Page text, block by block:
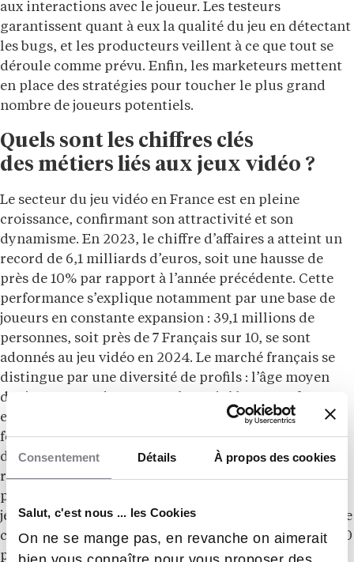
Consentement Détails À propos des cookies
Salut, c'est nous ... les Cookies
On ne se mange pas, en revanche on aimerait
aux interactions avec le joueur. Les testeurs
garantissent quant à eux la qualité du jeu en détectant
les bugs, et les producteurs veillent à ce que tout se
déroule comme prévu. Enfin, les marketeurs mettent
en place des stratégies pour toucher le plus grand
nombre de joueurs potentiels.
Quels sont les chiffres clés
des métiers liés aux jeux vidéo ?
Le secteur du jeu vidéo en France est en pleine
croissance, confirmant son attractivité et son
dynamisme. En 2023, le chiffre d’affaires a atteint un
record de 6,1 milliards d’euros, soit une hausse de
près de 10% par rapport à l’année précédente. Cette
performance s’explique notamment par une base de
joueurs en constante expansion : 39,1 millions de
personnes, soit près de 7 Français sur 10, se sont
adonnés au jeu vidéo en 2024. Le marché français se
distingue par une diversité de profils : l’âge moyen
des joueurs est de 38 ans et la parité hommes-femmes
est presque atteinte (53% d’hommes et 47% de
femmes). Par ailleurs, les femmes gagnent du terrain
dans les studios de développement de jeu vidéo,
représentant désormais 24% des effectifs et 20% des
postes à responsabilité. Selon le Syndicat national du
jeu vidéo (SNJV), cette croissance s’accompagne d’une
création d’emplois significative, avec entre 400 et 600
postes créés en 2023, principalement dans les